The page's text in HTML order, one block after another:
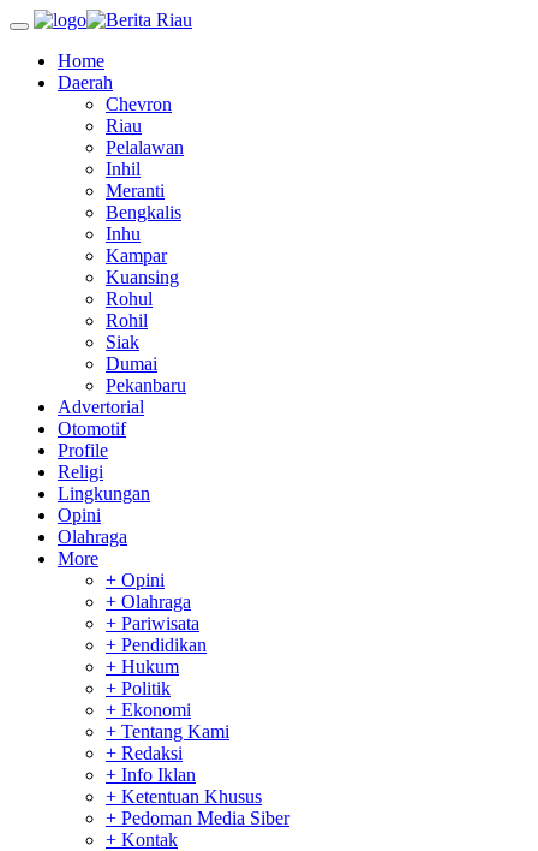
Home
Daerah
Chevron
Riau
Pelalawan
Inhil
Meranti
Bengkalis
Inhu
Kampar
Kuansing
Rohul
Rohil
Siak
Dumai
Pekanbaru
Advertorial
Otomotif
Profile
Religi
Lingkungan
Opini
Olahraga
More
+ Opini
+ Olahraga
+ Pariwisata
+ Pendidikan
+ Hukum
+ Politik
+ Ekonomi
+ Tentang Kami
+ Redaksi
+ Info Iklan
+ Ketentuan Khusus
+ Pedoman Media Siber
+ Kontak